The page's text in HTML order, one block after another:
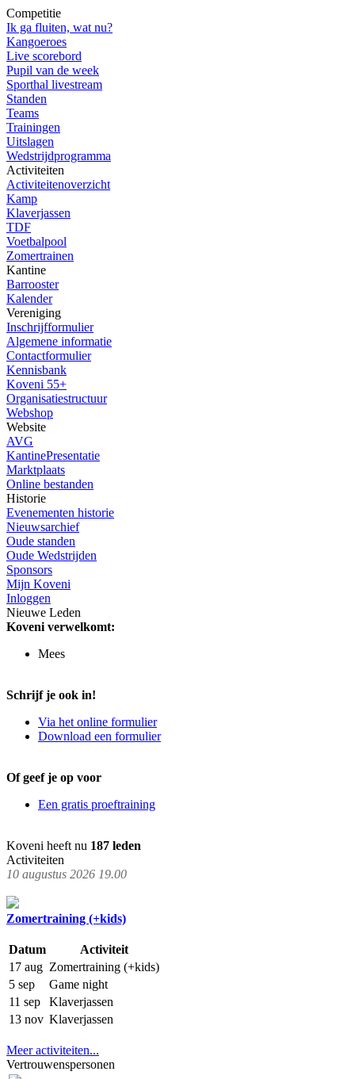
Competitie
Ik ga fluiten, wat nu?
Kangoeroes
Live scorebord
Pupil van de week
Sporthal livestream
Standen
Teams
Trainingen
Uitslagen
Wedstrijdprogramma
Activiteiten
Activiteitenoverzicht
Kamp
Klaverjassen
TDF
Voetbalpool
Zomertrainen
Kantine
Barrooster
Kalender
Vereniging
Inschrijfformulier
Algemene informatie
Contactformulier
Kennisbank
Koveni 55+
Organisatiestructuur
Webshop
Website
AVG
KantinePresentatie
Marktplaats
Online bestanden
Historie
Evenementen historie
Nieuwsarchief
Oude standen
Oude Wedstrijden
Sponsors
Mijn Koveni
Inloggen
Nieuwe Leden
Koveni verwelkomt:
Mees
Schrijf je ook in!
Via het online formulier
Download een formulier
Of geef je op voor
Een gratis proeftraining
Koveni heeft nu 187 leden
Activiteiten
10 augustus 2026 19.00
Zomertraining (+kids)
Datum
Activiteit
17 aug Zomertraining (+kids)
5 sep
Game night
11 sep
Klaverjassen
13 nov Klaverjassen
Meer activiteiten...
Vertrouwenspersonen